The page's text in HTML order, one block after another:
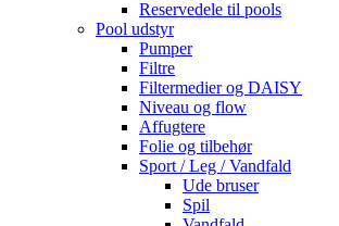
Reservedele til pools
Pool udstyr
Pumper
Filtre
Filtermedier og DAISY
Niveau og flow
Affugtere
Folie og tilbehør
Sport / Leg / Vandfald
Ude bruser
Spil